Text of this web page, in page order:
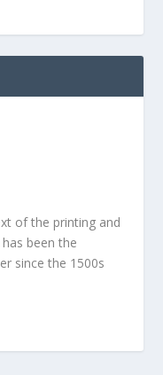
of the printing and
been the
since the 1500s